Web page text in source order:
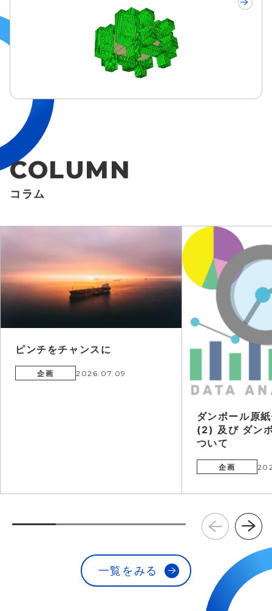
コラム
ピンチをチャンスに
企画 2026.07.09
ダンボール原
(2) 及び ダン
ついて
企画
一覧をみる